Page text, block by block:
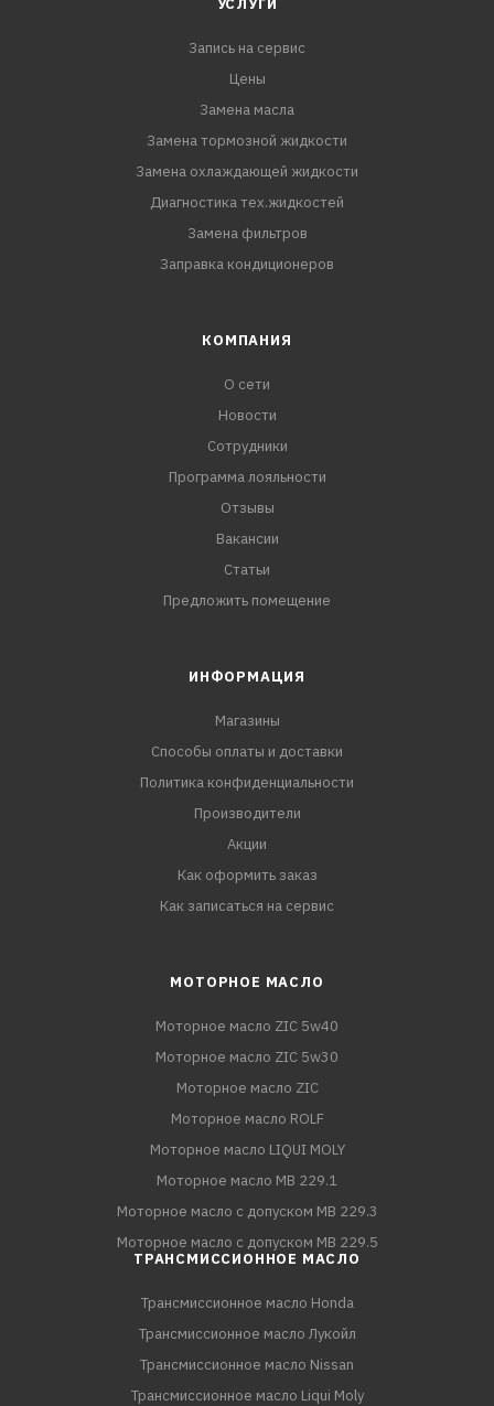
УСЛУГИ
Запись на сервис
Цены
Замена масла
Замена тормозной жидкости
Замена охлаждающей жидкости
Диагностика тех.жидкостей
Замена фильтров
Заправка кондиционеров
КОМПАНИЯ
О сети
Новости
Сотрудники
Программа лояльности
Отзывы
Вакансии
Статьи
Предложить помещение
ИНФОРМАЦИЯ
Магазины
Способы оплаты и доставки
Политика конфиденциальности
Производители
Акции
Как оформить заказ
Как записаться на сервис
МОТОРНОЕ МАСЛО
Моторное масло ZIC 5w40
Моторное масло ZIC 5w30
Моторное масло ZIC
Моторное масло ROLF
Моторное масло LIQUI MOLY
Моторное масло MB 229.1
Моторное масло с допуском MB 229.3
Моторное масло с допуском MB 229.5
ТРАНСМИССИОННОЕ МАСЛО
Трансмиссионное масло Honda
Трансмиссионное масло Лукойл
Трансмиссионное масло Nissan
Трансмиссионное масло Liqui Moly